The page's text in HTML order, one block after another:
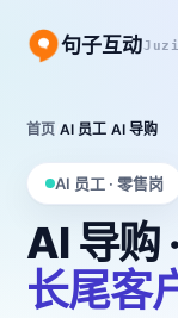
句子互动
首页 /AI 员工 /AI 导购
AI 员工 · 零售岗
AI 导购 ·
长尾客